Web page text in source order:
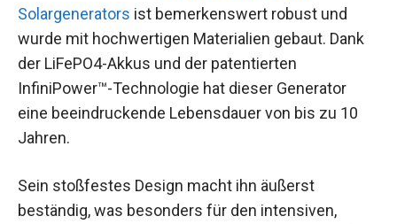
Solargenerators ist bemerkenswert robust und
wurde mit hochwertigen Materialien gebaut. Dank
der LiFePO4-Akkus und der patentierten
InfiniPower™-Technologie hat dieser Generator
eine beeindruckende Lebensdauer von bis zu 10
Jahren.
Sein stoßfestes Design macht ihn äußerst
beständig, was besonders für den intensiven,